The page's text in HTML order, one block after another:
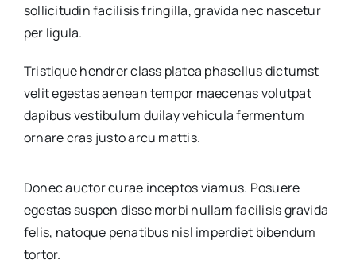
sollicitudin facilisis fringilla, gravida nec nascetur
per ligula.
Tristique hendrer class platea phasellus dictumst
velit egestas aenean tempor maecenas volutpat
dapibus vestibulum duilay vehicula fermentum
ornare cras justo arcu mattis.
Donec auctor curae inceptos viamus. Posuere
egestas suspen disse morbi nullam facilisis gravida
felis, natoque penatibus nisl imperdiet bibendum
tortor.